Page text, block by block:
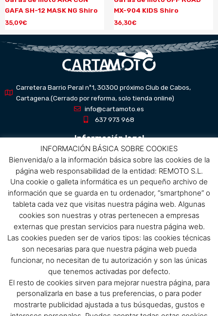
GAFA SH-12 MASK NG Shiro
35,09€
MX-904 KIDS Shiro
36,30€
Carretera Barrio Peral nº1, 30300 próximo Club de Cabos,
Cartagena.(Cerrado por reforma, solo tienda online)
info@cartamoto.es
637 973 968
Información legal
Aviso Legal
Política de privacidad
Política de protección de datos
Política de cookies
Condiciones de compra
Menú
Menu
Síguenos
INFORMACIÓN BÁSICA SOBRE COOKIES
Bienvenida/o a la información básica sobre las cookies de la
página web responsabilidad de la entidad: REMOTO S.L.
Una cookie o galleta informática es un pequeño archivo de
información que se guarda en tu ordenador, “smartphone” o
tableta cada vez que visitas nuestra página web. Algunas
cookies son nuestras y otras pertenecen a empresas
externas que prestan servicios para nuestra página web.
Las cookies pueden ser de varios tipos: las cookies técnicas
son necesarias para que nuestra página web pueda
funcionar, no necesitan de tu autorización y son las únicas
que tenemos activadas por defecto.
El resto de cookies sirven para mejorar nuestra página, para
personalizarla en base a tus preferencias, o para poder
mostrarte publicidad ajustada a tus búsquedas, gustos e